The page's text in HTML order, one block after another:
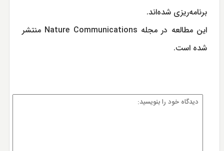
برنامه‌ریزی شده‌اند.
این مطالعه در مجله Nature Communications منتشر
شده است.